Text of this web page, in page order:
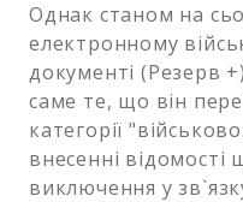
Однак станом на
електронному
документі (Резерв
саме те, що він
категорії
внесенні
виключення у